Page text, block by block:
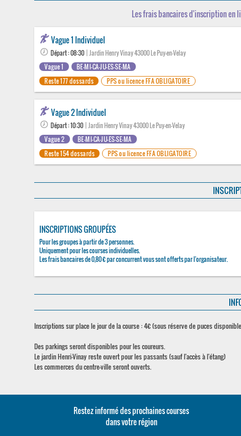
Les frais bancaires d'inscription en
Vague 1 Individuel
Départ : 08:30 | Jardin Henry Vinay 43000 Le Puy-en-Velay
Vague 1
BE-MI-CA-JU-ES-SE-MA
Reste 177 dossards
PPS ou licence FFA OBLIGATOIRE
Vague 2 Individuel
Départ : 10:30 | Jardin Henry Vinay 43000 Le Puy-en-Velay
Vague 2
BE-MI-CA-JU-ES-SE-MA
Reste 154 dossards
PPS ou licence FFA OBLIGATOIRE
INSCRIPTIONS GROUPÉES
Pour les groupes à partir de 3 personnes.
Uniquement pour les courses individuelles.
Les frais bancaires de 0,80 € par concurrent vous sont offerts par l'organisateur.
Inscriptions sur place le jour de la course : 4€ (sous réserve de puces
Des parkings seront disponibles pour les coureurs.
Le jardin Henri-Vinay reste ouvert pour les passants (sauf l'accès à l'étang)
Les commerces du centre-ville seront ouverts.
Restez informé des prochaines courses
dans votre région